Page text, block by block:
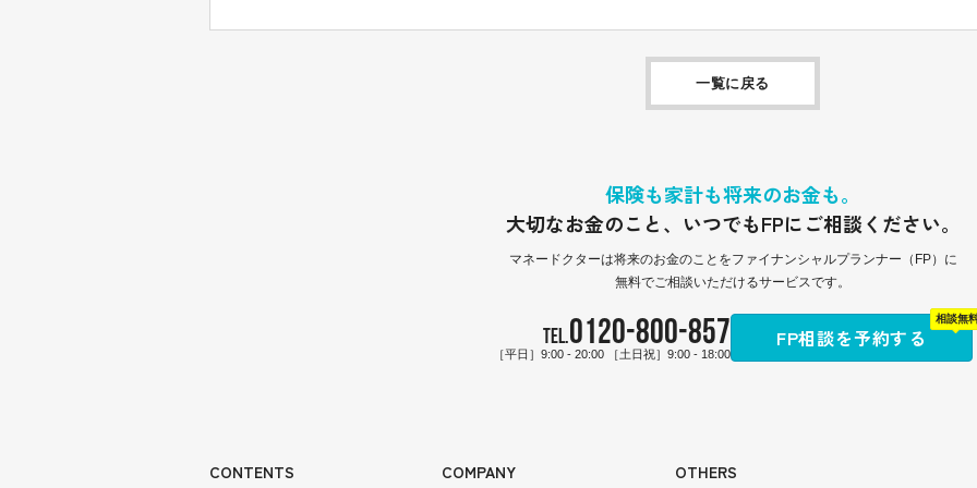
一覧に戻る
保険も家計も将来のお金も。
大切なお金のこと、 いつでもFPにご相談ください。
マネードクターは将来のお金のことをファイナンシャルプランナー（FP）に
無料でご相談いただけるサービスです。
TEL.0120-800-857
［平日］9:00 - 20:00 ［土日祝］9:00 - 18:00
FP相談を予約する
相談無
CONTENTS COMPANY OTHERS